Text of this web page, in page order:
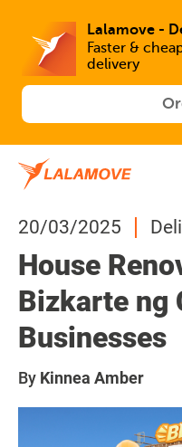
Lalamove -
Faster &
delivery
20/03/2025
House
Bizkarte ng
Businesses
By Kinnea Amber